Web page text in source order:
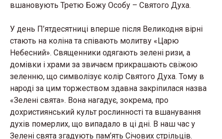
вшановують Третю Божу Особу – Святого Духа.
У день П’ятдесятниці вперше після Великодня вірні
стають на коліна та співають молитву «Царю
Небесний». Священники одягають зелені ризи, а
домівки і храми за звичаєм прикрашають свіжою
зеленню, що символізує колір Святого Духа. Тому в
народі за цим торжеством здавна закріпилася назва
«Зелені свята». Вона нагадує, зокрема, про
дохристиянський культ рослинності та вшанування
духів померлих, що випадало в ці дні. В наш час у
Зелені свята згадують пам’ять Січових стрільців.